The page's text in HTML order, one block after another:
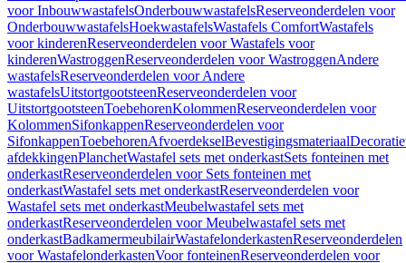
voor InbouwwastafelsOnderbouwwastafelsReserveonderdelen voor
OnderbouwwastafelsHoekwastafelsWastafels ComfortWastafels
voor kinderenReserveonderdelen voor Wastafels voor
kinderenWastroggenReserveonderdelen voor WastroggenAndere
wastafelsReserveonderdelen voor Andere
wastafelsUitstortgootsteenReserveonderdelen voor
UitstortgootsteenToebehorenKolommenReserveonderdelen voor
KolommenSifonkappenReserveonderdelen voor
SifonkappenToebehorenAfvoerdekselBevestigingsmateriaal
afdekkingenPlanchetWastafel sets met onderkastSets fonteinen met
onderkastReserveonderdelen voor Sets fonteinen met
onderkastWastafel sets met onderkastReserveonderdelen voor
Wastafel sets met onderkastMeubelwastafel sets met
onderkastReserveonderdelen voor Meubelwastafel sets met
onderkastBadkamermeubilairWastafelonderkastenReserveonderdelen
voor WastafelonderkastenVoor fonteinenReserveonderdelen voor